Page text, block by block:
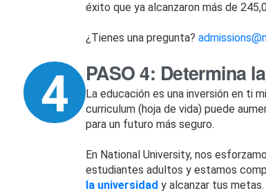
éxito que ya alcanzaron más de
¿Tienes una pregunta?
PASO 4: Determina
La educación es una inversión en ti
curriculum (hoja de vida) puede
para un futuro más seguro.
En National University, nos
estudiantes adultos y estamos
la universidad y alcanzar tus